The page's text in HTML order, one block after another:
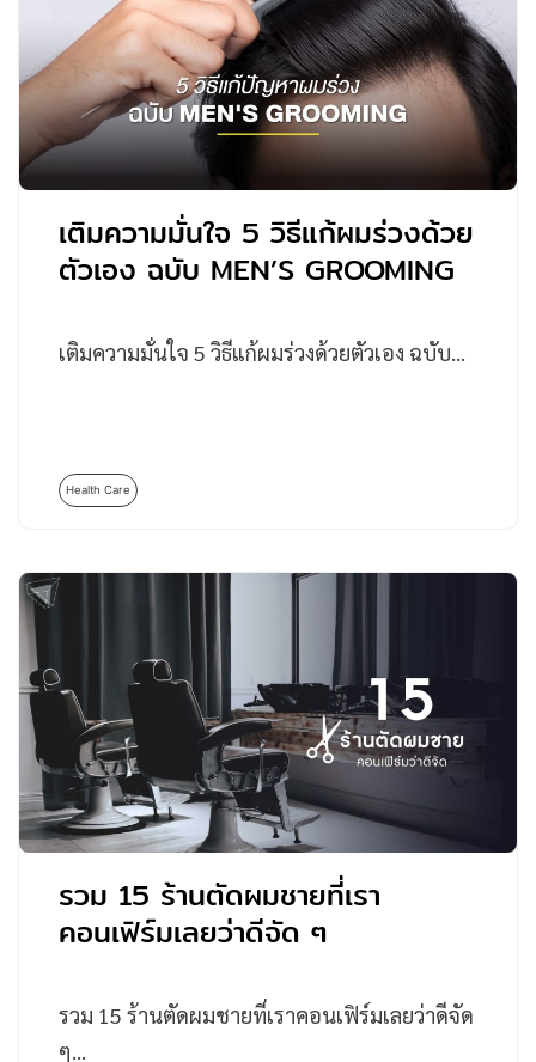
เติมความมั่นใจ 5 วิธีแก้ผมร่วงด้วย
ตัวเอง ฉบับ MEN’S GROOMING
เติมความมั่นใจ 5 วิธีแก้ผมร่วงด้วยตัวเอง ฉบับ…
Health Care
รวม 15 ร้านตัดผมชายที่เรา
คอนเฟิร์มเลยว่าดีจัด ๆ
รวม 15 ร้านตัดผมชายที่เราคอนเฟิร์มเลยว่าดีจัด
ๆ…